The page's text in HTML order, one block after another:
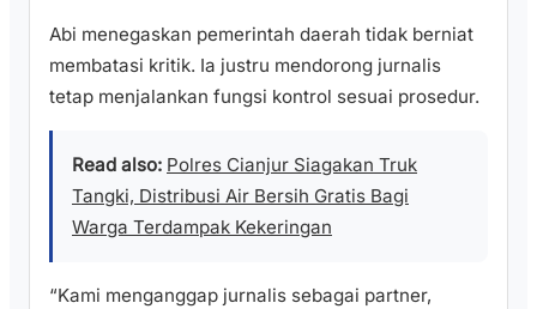
Abi menegaskan pemerintah daerah tidak berniat
membatasi kritik. Ia justru mendorong jurnalis
tetap menjalankan fungsi kontrol sesuai prosedur.
Read also: Polres Cianjur Siagakan Truk
Tangki, Distribusi Air Bersih Gratis Bagi
Warga Terdampak Kekeringan
“Kami menganggap jurnalis sebagai partner,